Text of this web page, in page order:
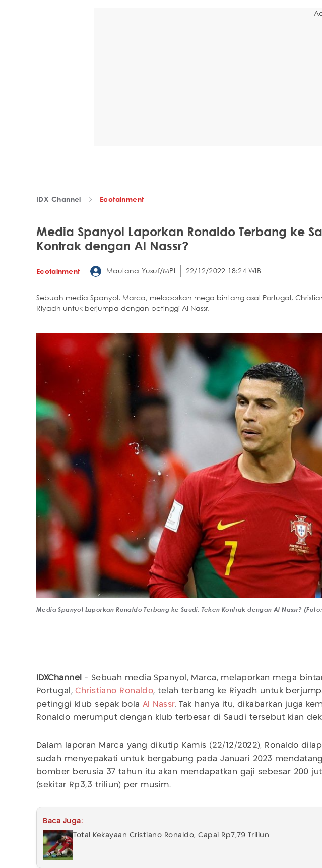
IDX Channel Ecotainment
Media Spanyol Laporkan Ronaldo Terbang ke
Kontrak dengan Al Nassr?
Ecotainment Maulana Yusuf/MPI 22/12/2022 18:24 WIB
Sebuah media Spanyol, Marca, melaporkan mega bintang asal Portugal,
Riyadh untuk berjumpa dengan petinggi Al Nassr.
Media Spanyol Laporkan Ronaldo Terbang ke Saudi, Teken Kontrak dengan Al Nassr?
IDXChannel - Sebuah media Spanyol, Marca, melaporkan mega
Portugal,Christiano Ronaldo, telah terbang ke Riyadh untuk
petinggi klub sepak bolaAl Nassr. Tak hanya itu, dikabarkan juga
Ronaldo merumput dengan klub terbesar di Saudi tersebut kian
Dalam laporan Marca yang dikutip Kamis (22/12/2022), Ronaldo
sudah menyepakati untuk bergabung pada Januari 2023
bomber berusia 37 tahun itu akan mendapatkan gaji sebesar 200
(sekitar Rp3,3 triliun) per musim.
Baca Juga:
Total Kekayaan Cristiano Ronaldo, Capai Rp7,79 Triliun